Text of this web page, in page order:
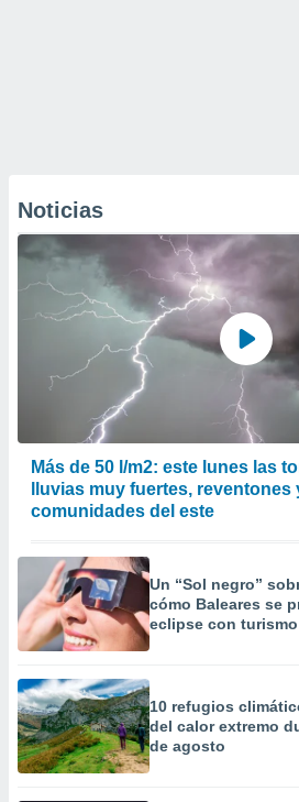
Noticias
Más de 50 l/m2: este lunes las
lluvias muy fuertes,
comunidades del este
Un “Sol negro”
cómo Baleares se
eclipse con
10 refugios
del calor extremo
de agosto